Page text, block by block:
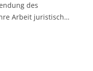
des
Arbeit juristisch…